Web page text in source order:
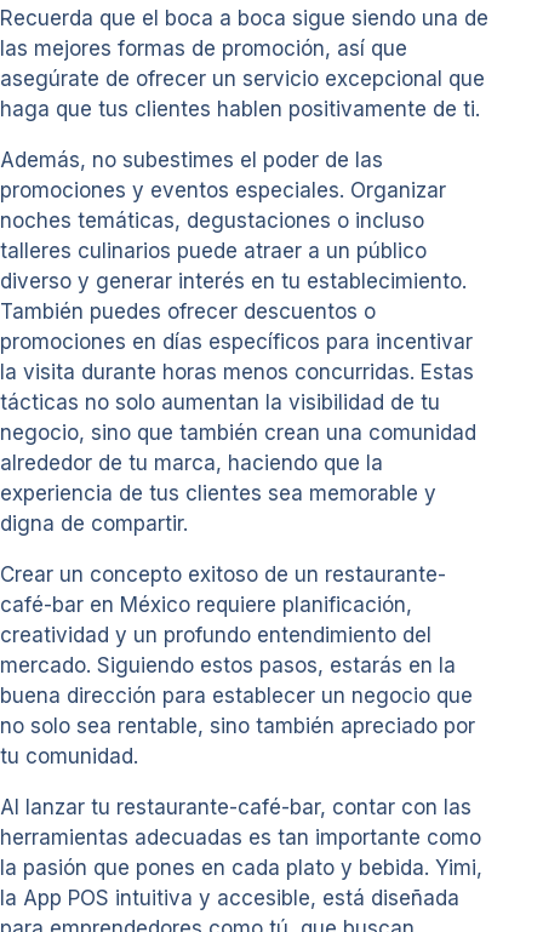
Recuerda que el boca a boca sigue siendo una de
las mejores formas de promoción, así que
asegúrate de ofrecer un servicio excepcional que
haga que tus clientes hablen positivamente de ti.
Además, no subestimes el poder de las
promociones y eventos especiales. Organizar
noches temáticas, degustaciones o incluso
talleres culinarios puede atraer a un público
diverso y generar interés en tu establecimiento.
También puedes ofrecer descuentos o
promociones en días específicos para incentivar
la visita durante horas menos concurridas. Estas
tácticas no solo aumentan la visibilidad de tu
negocio, sino que también crean una comunidad
alrededor de tu marca, haciendo que la
experiencia de tus clientes sea memorable y
digna de compartir.
Crear un concepto exitoso de un restaurante-
café-bar en México requiere planificación,
creatividad y un profundo entendimiento del
mercado. Siguiendo estos pasos, estarás en la
buena dirección para establecer un negocio que
no solo sea rentable, sino también apreciado por
tu comunidad.
Al lanzar tu restaurante-café-bar, contar con las
herramientas adecuadas es tan importante como
la pasión que pones en cada plato y bebida. Yimi,
la App POS intuitiva y accesible, está diseñada